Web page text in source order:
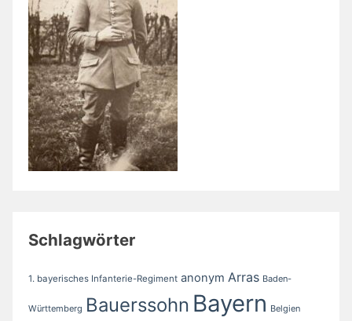
Schlagwörter
1. bayerisches Infanterie-Regiment anonym Arras Baden-
Württemberg Bauerssohn Bayern Belgien